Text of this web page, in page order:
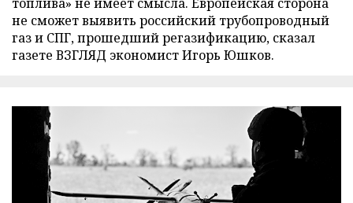
не сможет выявить российский трубопроводный
газ и СПГ, прошедший регазификацию, сказал
газете ВЗГЛЯД экономист Игорь Юшков.